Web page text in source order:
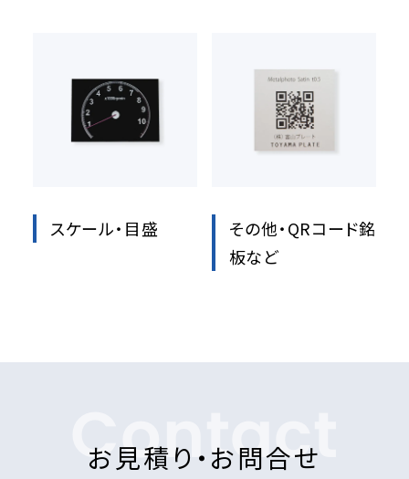
スケール・目盛
その他・QRコード銘
板など
お見積り・お問合せ
Contact